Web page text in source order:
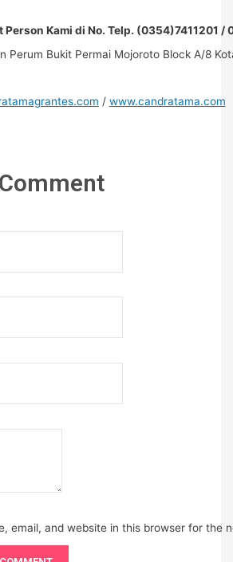
Kami di No. Telp. (0354)7411201 /
Perum Bukit Permai Mojoroto Block A/8
/ www.candratama.com
email, and website in this browser for the